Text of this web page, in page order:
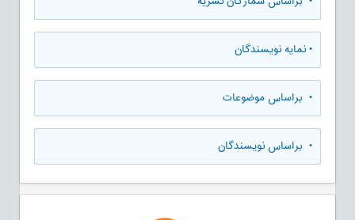
•نمایه نویسندگان
• براساس موضوعات
• براساس نویسندگان